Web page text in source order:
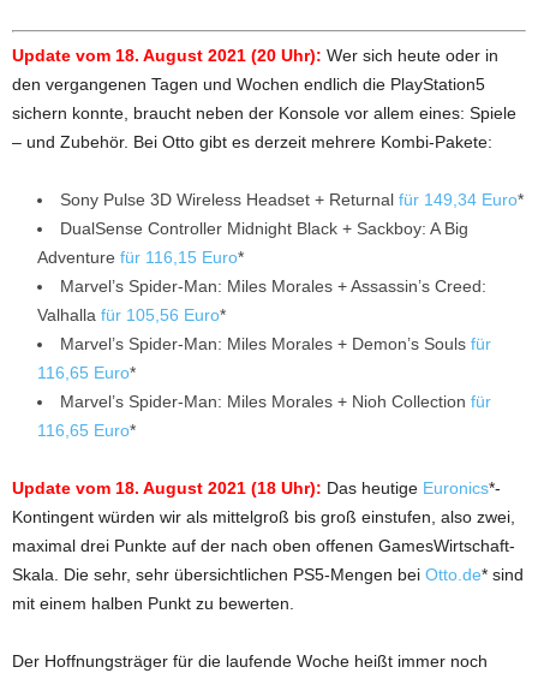
Update vom 18. August 2021 (20 Uhr): Wer sich heute oder in
den vergangenen Tagen und Wochen endlich die PlayStation5
sichern konnte, braucht neben der Konsole vor allem eines: Spiele
– und Zubehör. Bei Otto gibt es derzeit mehrere Kombi-Pakete:
Sony Pulse 3D Wireless Headset + Returnal für 149,34 Euro*
DualSense Controller Midnight Black + Sackboy: A Big
Adventure für 116,15 Euro*
Marvel’s Spider-Man: Miles Morales + Assassin’s Creed:
Valhalla für 105,56 Euro*
Marvel’s Spider-Man: Miles Morales + Demon’s Souls für
116,65 Euro*
Marvel’s Spider-Man: Miles Morales + Nioh Collection für
116,65 Euro*
Update vom 18. August 2021 (18 Uhr): Das heutige Euronics*-
Kontingent würden wir als mittelgroß bis groß einstufen, also zwei,
maximal drei Punkte auf der nach oben offenen GamesWirtschaft-
Skala. Die sehr, sehr übersichtlichen PS5-Mengen bei Otto.de* sind
mit einem halben Punkt zu bewerten.
Der Hoffnungsträger für die laufende Woche heißt immer noch